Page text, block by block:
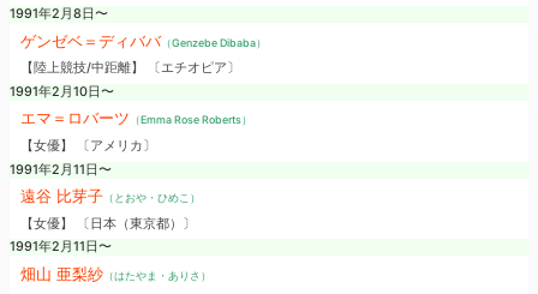
1991年2月8日〜
ゲンゼベ＝ディババ（Genzebe Dibaba）
【陸上競技/中距離】 〔エチオピア〕
1991年2月10日〜
エマ＝ロバーツ （Emma Rose Roberts）
【女優】 〔アメリカ〕
1991年2月11日〜
遠谷 比芽子（とおや・ひめこ）
【女優】 〔日本（東京都）〕
1991年2月11日〜
畑山 亜梨紗（はたやま・ありさ）